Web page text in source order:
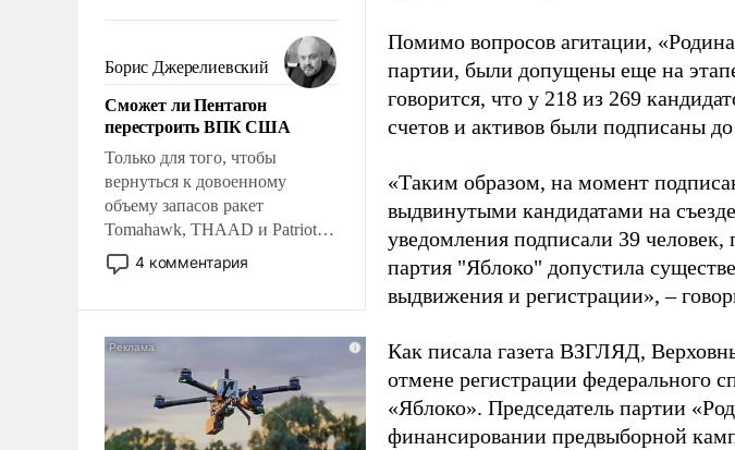
сложна и амбициозна. Однако
и ее реализация радикально
поднимет наши боевые
возможности.
Борис Джерелиевский
Сможет ли Пентагон
перестроить ВПК США
Только для того, чтобы
вернуться к довоенному
объему запасов ракет
Tomahawk, THAAD и Patriot
США потребуется более трех
лет. Даже небольшая война с
Сложившаяся ситуация
означает многолетний период
уязвимости США, например,
перед Китаем.
4 комментария
Помимо вопросов агитации,
партии, были допущены еще на
говорится, что у 218 из 269
счетов и активов были подписаны
«Таким образом, на момент
выдвинутыми кандидатами на
уведомления подписали 39
партия "Яблоко" допустила
выдвижения и регистрации», –
Как писала газета ВЗГЛЯД,
отмене регистрации федерального
«Яблоко». Председатель партии
финансировании предвыборной